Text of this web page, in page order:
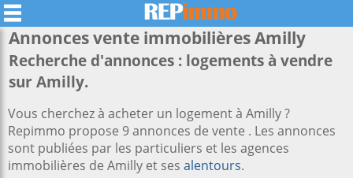
Annonces vente immobilièresAmilly
Recherche d'annonces : logements à vendre
sur Amilly.
Vous cherchez à acheter un logement à Amilly ?
Repimmo propose 9 annonces de vente . Les annonces
sont publiées par les particuliers et les agences
immobilières de Amilly et ses alentours.